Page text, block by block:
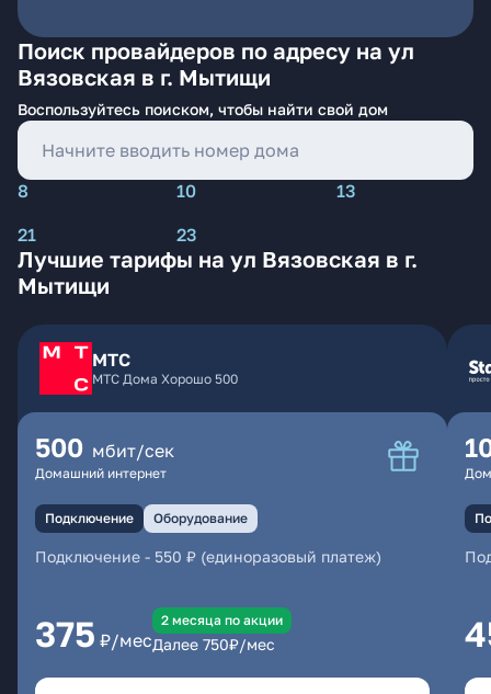
Поиск провайдеров по адресу на ул
Вязовская в г. Мытищи
Воспользуйтесь поиском, чтобы найти свой дом
8 10
13
21
23
Лучшие тарифы на ул Вязовская в г.
Мытищи
МТС
МТС Дома Хорошо 500
500 мбит/сек
Домашний интернет
Подключение Оборудование
Подключение - 550 ₽ (единоразовый платеж)
375 ₽/мес
2 месяцa по акции
Далее 750₽/мес